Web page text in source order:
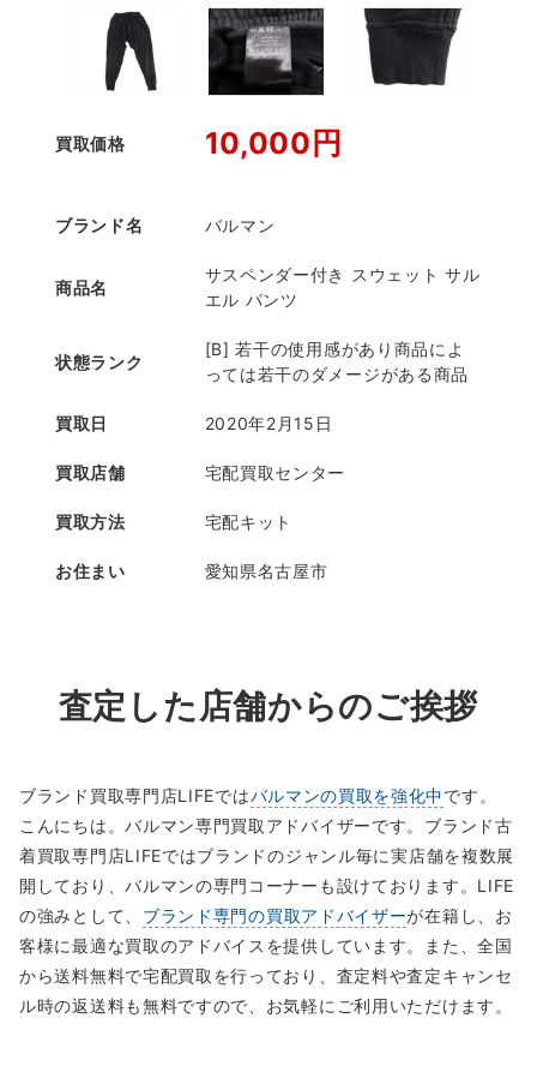
買取価格 10,000円
ブランド名 バルマン
商品名
サスペンダー付き スウェット サル
エル パンツ
状態ランク
[B] 若干の使用感があり商品によ
っては若干のダメージがある商品
買取日 2020年2月15日
買取店舗 宅配買取センター
買取方法 宅配キット
お住まい 愛知県名古屋市
査定した店舗からのご挨拶
ブランド買取専門店LIFEではバルマンの買取を強化中です。
こんにちは。バルマン専門買取アドバイザーです。ブランド古
着買取専門店LIFEではブランドのジャンル毎に実店舗を複数展
開しており、バルマンの専門コーナーも設けております。LIFE
の強みとして、 ブランド専門の買取アドバイザーが在籍し、お
客様に最適な買取のアドバイスを提供しています。また、全国
から送料無料で宅配買取を行っており、査定料や査定キャンセ
ル時の返送料も無料ですので、お気軽にご利用いただけます。